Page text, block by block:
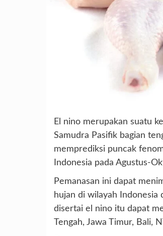
El nino merupakan suatu
Samudra Pasifik bagian
memprediksi puncak
Indonesia pada Agustus-
Pemanasan ini dapat
hujan di wilayah
disertai el nino itu dapat
Tengah, Jawa Timur, Bali,